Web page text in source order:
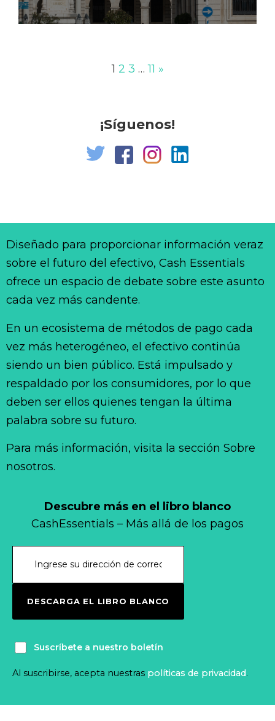
1 2 3 … 11 »
¡Síguenos!
Descubre más en el libro blanco
CashEssentials – Más allá de los pagos
DESCARGA EL LIBRO BLANCO
Suscríbete a nuestro boletín
Al suscribirse, acepta nuestras políticas de privacidad.
Diseñado para proporcionar información veraz
sobre el futuro del efectivo, Cash Essentials
ofrece un espacio de debate sobre este asunto
cada vez más candente.
En un ecosistema de métodos de pago cada
vez más heterogéneo, el efectivo continúa
siendo un bien público. Está impulsado y
respaldado por los consumidores, por lo que
deben ser ellos quienes tengan la última
palabra sobre su futuro.
Para más información, visita la sección Sobre
nosotros.